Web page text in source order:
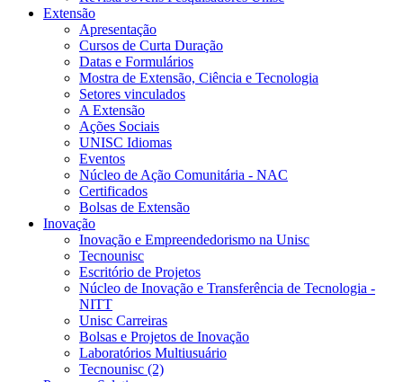
Extensão
Apresentação
Cursos de Curta Duração
Datas e Formulários
Mostra de Extensão, Ciência e Tecnologia
Setores vinculados
A Extensão
Ações Sociais
UNISC Idiomas
Eventos
Núcleo de Ação Comunitária - NAC
Certificados
Bolsas de Extensão
Inovação
Inovação e Empreendedorismo na Unisc
Tecnounisc
Escritório de Projetos
Núcleo de Inovação e Transferência de Tecnologia -
NITT
Unisc Carreiras
Bolsas e Projetos de Inovação
Laboratórios Multiusuário
Tecnounisc (2)